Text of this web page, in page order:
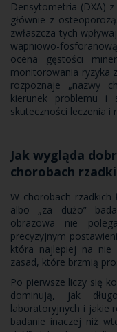
Densytometria (DXA)
głównie z
zwłaszcza tych
wapniowo-
ocena gęstości
monitorowania ryzyka
rozpoznaje „nazwy
kierunek problemu i
skuteczności leczenia i
Jak wygląda
chorobach
W chorobach rzadkich
albo „za dużo”
obrazowa nie
precyzyjnym
która najlepiej na nie
zasad, które brzmią
Po pierwsze liczy się
dominują, jak
laboratoryjnych i jakie
badanie inaczej niż